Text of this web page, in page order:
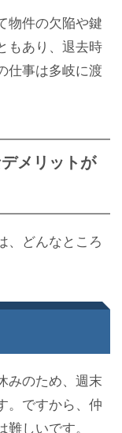
物件の欠陥や鍵
もあり、退去時
仕事は多岐に渡
メリットが
、どんなところ
みのため、週末
。ですから、仲
しいです。